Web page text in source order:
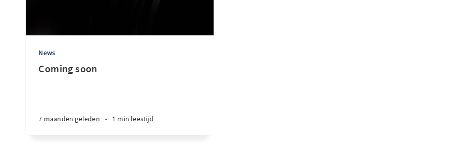
News
Coming soon
7 maanden geleden • 1 min leestijd